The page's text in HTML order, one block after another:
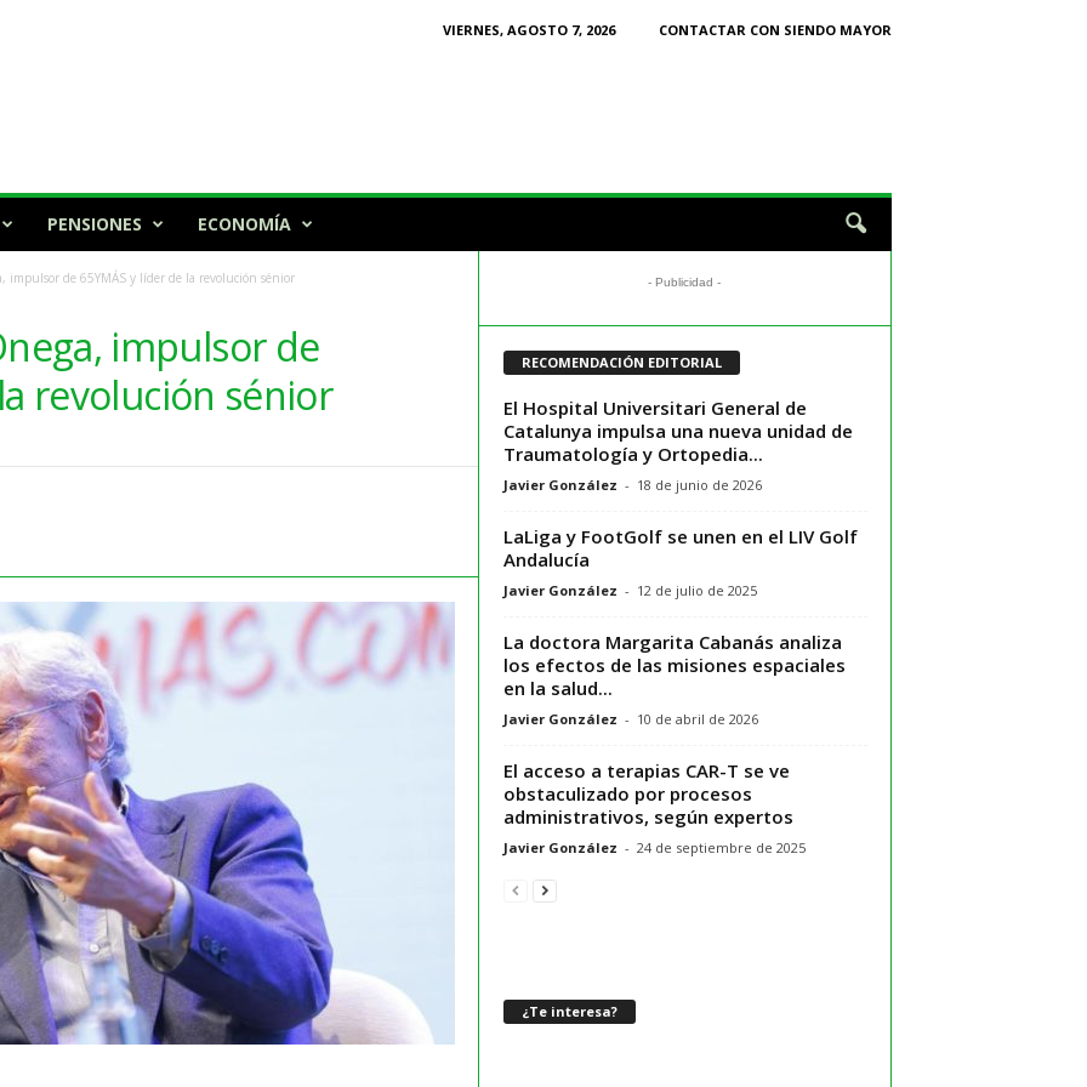
VIERNES, AGOSTO 7, 2026
CONTACTAR CON SIENDO MAYOR
PENSIONES ECONOMÍA
impulsor de 65YMÁS y líder de la revolución sénior
impulsor de
revolución sénior
- Publicidad -
RECOMENDACIÓN EDITORIAL
El Hospital Universitari General de
Catalunya impulsa una nueva unidad de
Traumatología y Ortopedia...
Javier González - 18 de junio de 2026
LaLiga y FootGolf se unen en el LIV Golf
Andalucía
Javier González - 12 de julio de 2025
La doctora Margarita Cabanás analiza
los efectos de las misiones espaciales
en la salud...
Javier González - 10 de abril de 2026
El acceso a terapias CAR-T se ve
obstaculizado por procesos
administrativos, según expertos
Javier González - 24 de septiembre de 2025
¿Te interesa?